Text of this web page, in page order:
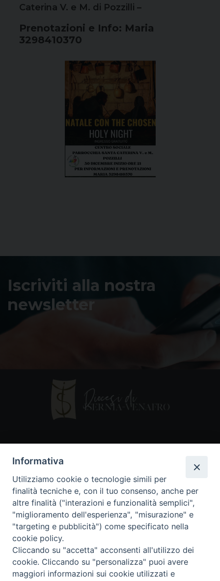
Caterina V. e M. di Pozzilli –
Prenotazioni e Info: Maria
3298410370
Iscriviti alla nostra
newsletter
86170 Isernia
086550849
segreteria@diocesiiserniavenafro.it
I nostri social
Copyright © 2018 - Diocesi di Isernia-Venafro (C.F.
90008750946). Riproduzione solo con permesso.
Informativa
Utilizziamo cookie o tecnologie simili per
finalità tecniche e, con il tuo consenso, anche per
altre finalità ("interazioni e funzionalità semplici",
"miglioramento dell'esperienza", "misurazione" e
"targeting e pubblicità") come specificato nella
cookie policy.
Cliccando su "accetta" acconsenti all'utilizzo dei
cookie. Cliccando su "personalizza" puoi avere
maggiori informazioni sui cookie utilizzati e